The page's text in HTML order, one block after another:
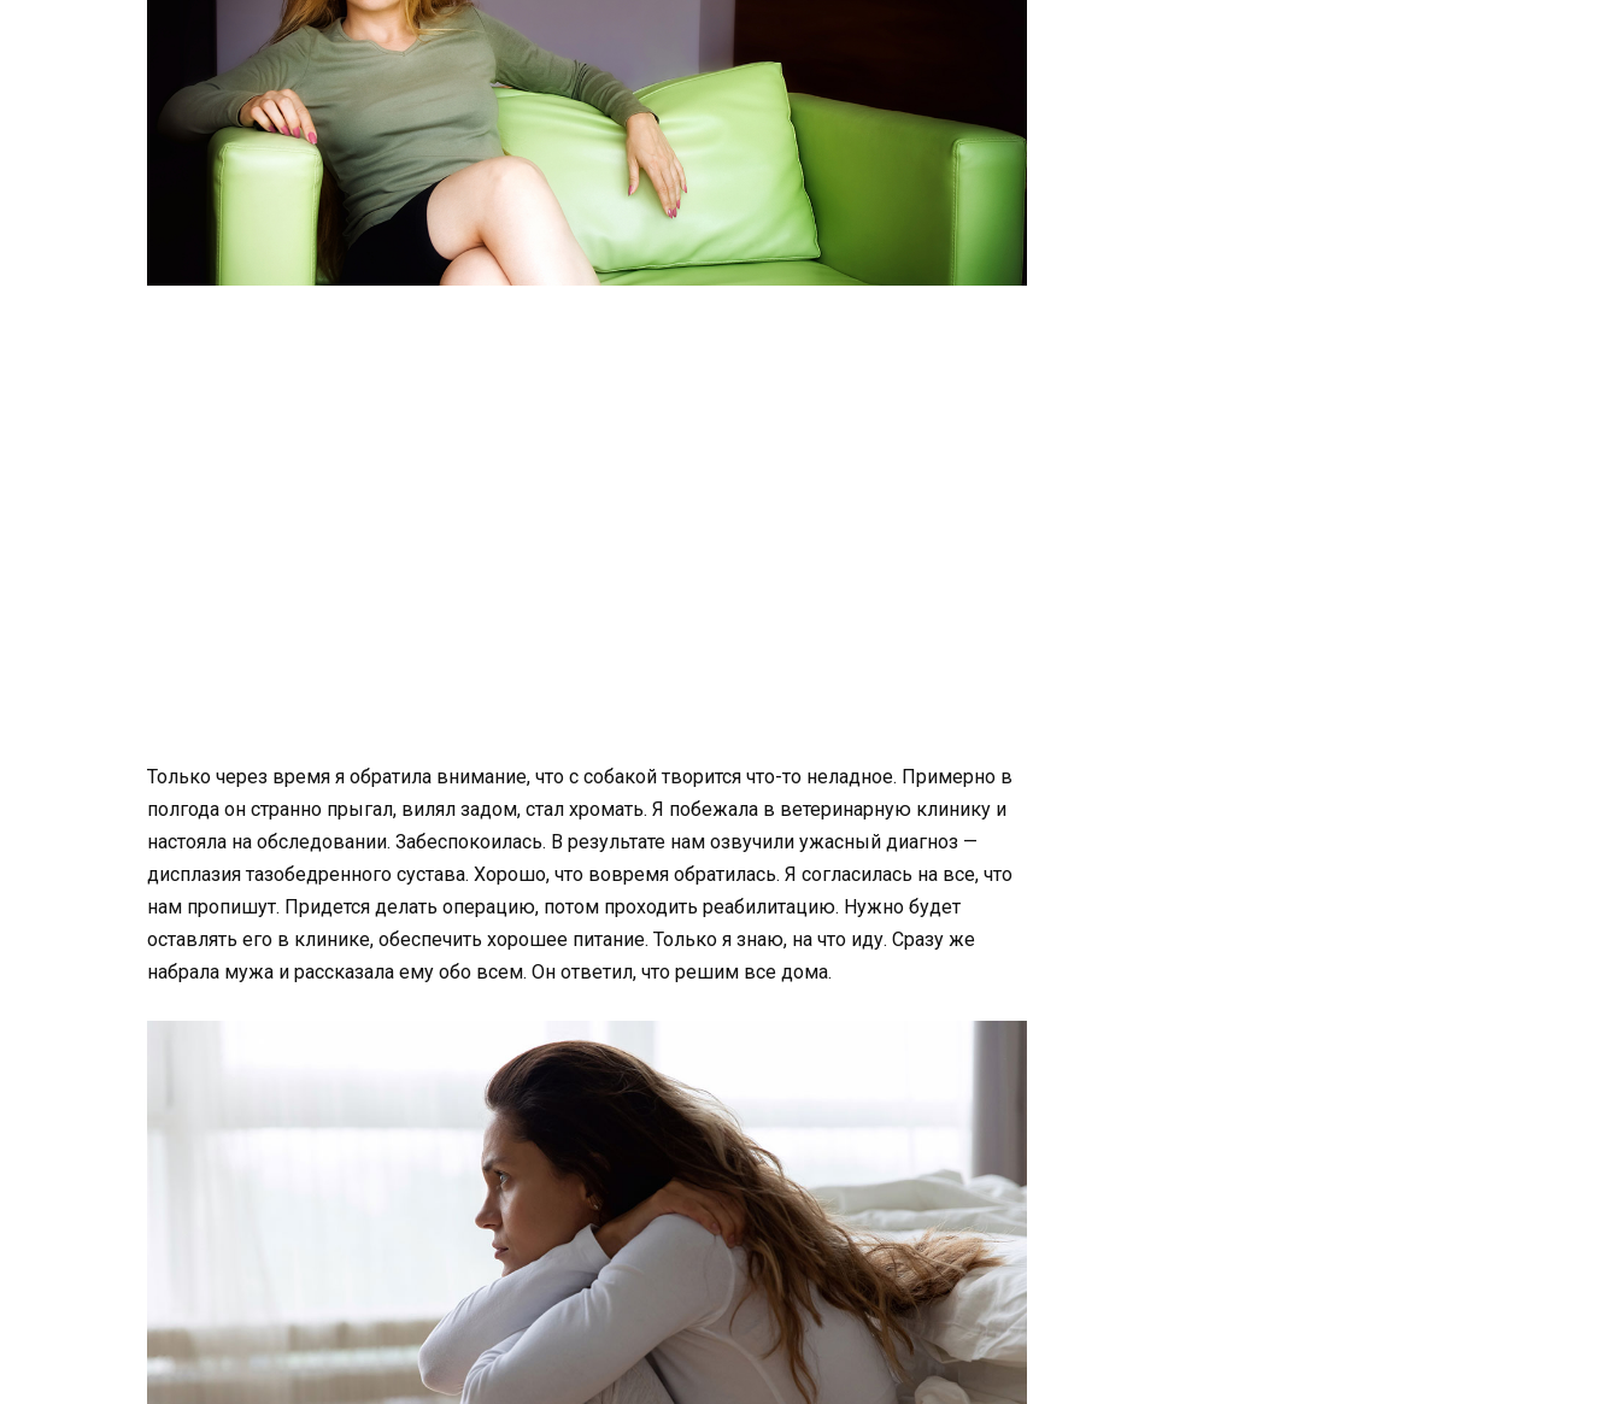
Только через время я обратила внимание, что с собакой творится что-то неладное. Примерно в
полгода он странно прыгал, вилял задом, стал хромать. Я побежала в ветеринарную клинику и
настояла на обследовании. Забеспокоилась. В результате нам озвучили ужасный диагноз —
дисплазия тазобедренного сустава. Хорошо, что вовремя обратилась. Я согласилась на все, что
нам пропишут. Придется делать операцию, потом проходить реабилитацию. Нужно будет
оставлять его в клинике, обеспечить хорошее питание. Только я знаю, на что иду. Сразу же
набрала мужа и рассказала ему обо всем. Он ответил, что решим все дома.